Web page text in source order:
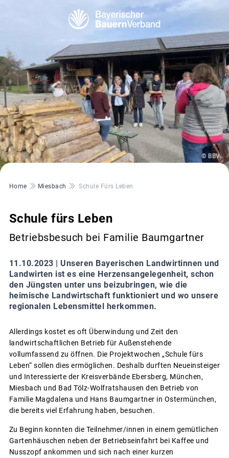
© BBV
Pfadnavigation
Home Miesbach Schule Fürs Leben
Schule fürs Leben
Betriebsbesuch bei Familie Baumgartner
11.10.2023 | Unseren Bayerischen Landwirtinnen und
Landwirten ist es eine Herzensangelegenheit, schon
den Jüngsten unter uns beizubringen, wie die
heimische Landwirtschaft funktioniert und wo unsere
regionalen Lebensmittel herkommen.
Allerdings kostet es oft Überwindung und Zeit den
landwirtschaftlichen Betrieb für Außenstehende
vollumfassend zu öffnen. Die Projektwochen „Schule fürs
Leben“ sollen dies ermöglichen. Deshalb durften Neueinsteiger
und Interessierte der Kreisverbände Ebersberg, München,
Miesbach und Bad Tölz-Wolfratshausen den Betrieb von
Familie Magdalena und Hans Baumgartner in Ostermünchen,
die bereits viel Erfahrung haben, besuchen.
Zu Beginn konnten die Teilnehmer/innen in einem gemütlichen
Gartenhäuschen neben der Betriebseinfahrt bei Kaffee und
Nusszopf ankommen und sich nach einer kurzen